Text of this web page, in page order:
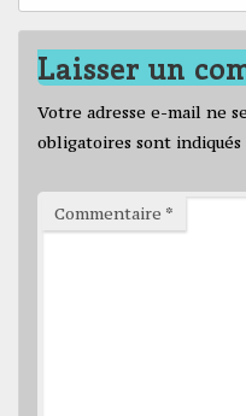
Laisser un
Votre adresse e-mail ne
obligatoires sont indiqués
Commentaire *